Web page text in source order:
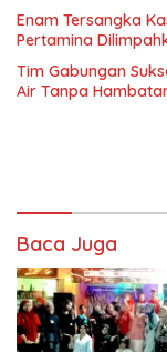
Enam Tersangka
Pertamina
Tim Gabungan
Air Tanpa
Baca Juga